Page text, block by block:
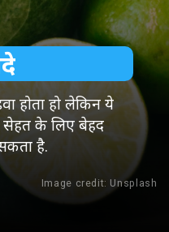
होता हो लेकिन ये
सेहत के लिए बेहद
है.
Image credit: Unsplash